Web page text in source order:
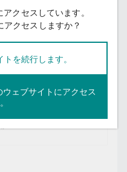
クセスしています。
アクセスしますか？
を続行します。
ェブサイトにアクセス